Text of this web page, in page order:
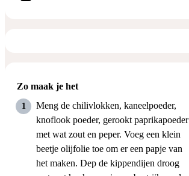
Zo maak je het
Meng de chilivlokken, kaneelpoeder,
knoflook poeder, gerookt paprikapoeder
met wat zout en peper. Voeg een klein
beetje olijfolie toe om er een papje van
het maken. Dep de kippendijen droog